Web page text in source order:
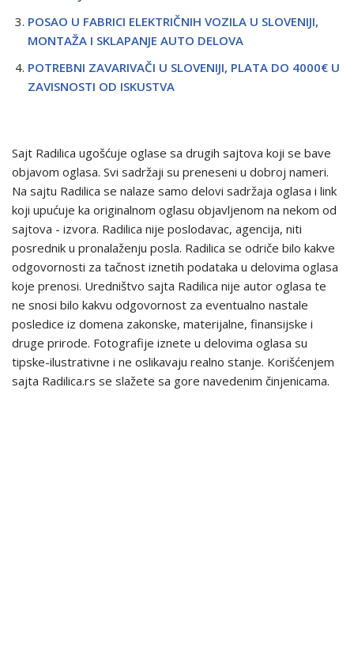
POSAO U FABRICI ELEKTRIČNIH VOZILA U SLOVENIJI,
MONTAŽA I SKLAPANJE AUTO DELOVA
POTREBNI ZAVARIVAČI U SLOVENIJI, PLATA DO 4000€ U
ZAVISNOSTI OD ISKUSTVA
Sajt Radilica ugošćuje oglase sa drugih sajtova koji se bave
objavom oglasa. Svi sadržaji su preneseni u dobroj nameri.
Na sajtu Radilica se nalaze samo delovi sadržaja oglasa i link
koji upućuje ka originalnom oglasu objavljenom na nekom od
sajtova - izvora. Radilica nije poslodavac, agencija, niti
posrednik u pronalaženju posla. Radilica se odriče bilo kakve
odgovornosti za tačnost iznetih podataka u delovima oglasa
koje prenosi. Uredništvo sajta Radilica nije autor oglasa te
ne snosi bilo kakvu odgovornost za eventualno nastale
posledice iz domena zakonske, materijalne, finansijske i
druge prirode. Fotografije iznete u delovima oglasa su
tipske-ilustrativne i ne oslikavaju realno stanje. Korišćenjem
sajta Radilica.rs se slažete sa gore navedenim činjenicama.